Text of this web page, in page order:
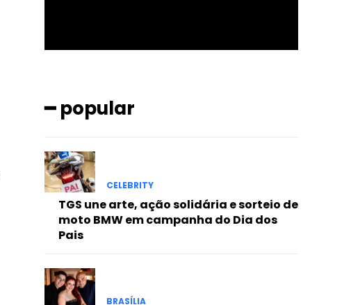
━ popular
CELEBRITY
TGS une arte, ação solidária e sorteio de
moto BMW em campanha do Dia dos
Pais
BRASÍLIA